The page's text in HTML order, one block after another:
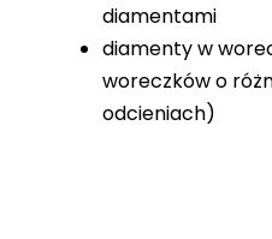
diamentami
diamenty w
woreczków o
odcieniach)